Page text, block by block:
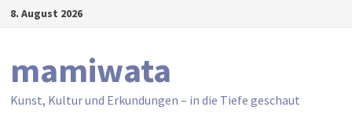
Zum8. August 2026
mamiwata
Kunst, Kultur und Erkundungen – in die Tiefe geschaut